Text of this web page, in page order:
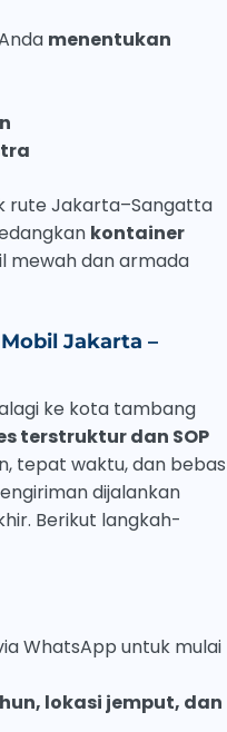
menentukan
rute Jakarta–Sangatta
kontainer
mewah dan armada
Jakarta –
ke kota tambang
terstruktur dan SOP
tepat waktu, dan bebas
dijalankan
Berikut langkah-
WhatsApp untuk mulai
lokasi jemput, dan